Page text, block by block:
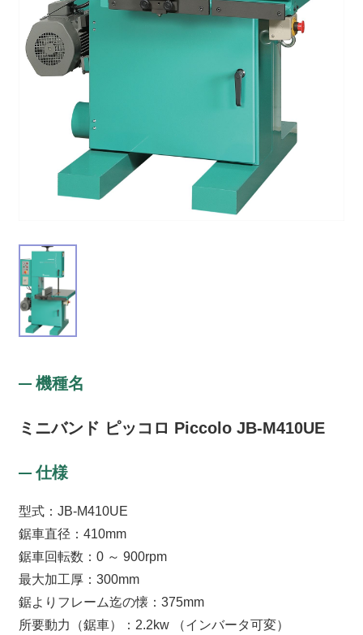
機種名
ミニバンド ピッコロ Piccolo JB-M410UE
仕様
型式：JB-M410UE
鋸車直径：410mm
鋸車回転数：0 ～ 900rpm
最大加工厚：300mm
鋸よりフレーム迄の懐：375mm
所要動力（鋸車）：2.2kw （インバータ可変）